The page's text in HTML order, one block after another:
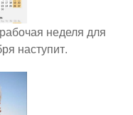
неделя для
наступит.